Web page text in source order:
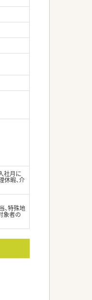
社月に
休暇、介
、特殊地
象者の